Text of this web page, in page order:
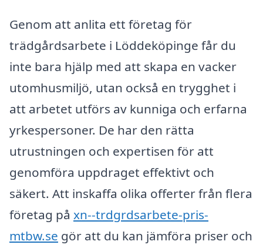
Genom att anlita ett företag för
trädgårdsarbete i Löddeköpinge får du
inte bara hjälp med att skapa en vacker
utomhusmiljö, utan också en trygghet i
att arbetet utförs av kunniga och erfarna
yrkespersoner. De har den rätta
utrustningen och expertisen för att
genomföra uppdraget effektivt och
säkert. Att inskaffa olika offerter från flera
företag på xn--trdgrdsarbete-pris-
mtbw.se gör att du kan jämföra priser och